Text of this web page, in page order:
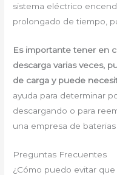
sistema eléctrico
prolongado de tiempo,
Es importante tener en
descarga varias veces,
de carga y puede
ayuda para determinar
descargando o para
una empresa de
Preguntas Frecuentes
¿Cómo puedo evitar